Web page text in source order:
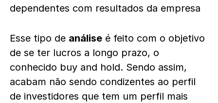
dependentes com resultados da empresa
Esse tipo de análise é feito com o objetivo
de se ter lucros a longo prazo, o
conhecido buy and hold. Sendo assim,
acabam não sendo condizentes ao perfil
de investidores que tem um perfil mais